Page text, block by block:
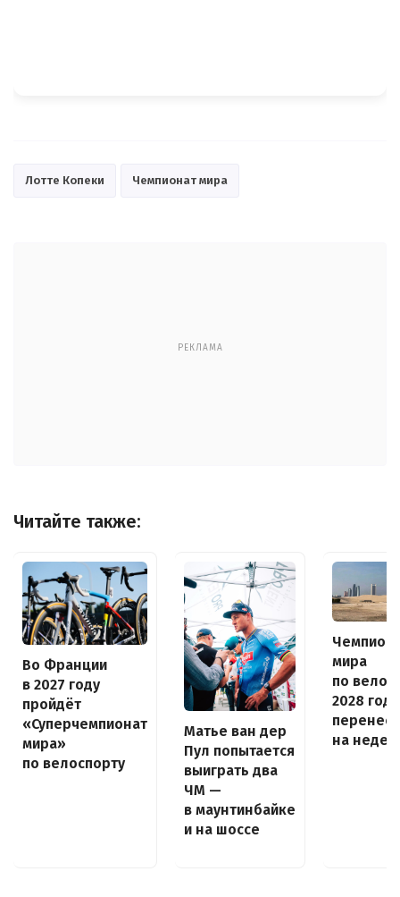
Лотте Копеки Чемпионат мира
РЕКЛАМА
Читайте также:
Во Франции
в 2027 году
пройдёт
«Суперчемпионат
мира»
по велоспорту
Матье ван дер
Пул попытается
выиграть два
ЧМ —
в маунтинбайке
и на шоссе
мира
по
2028 года
на